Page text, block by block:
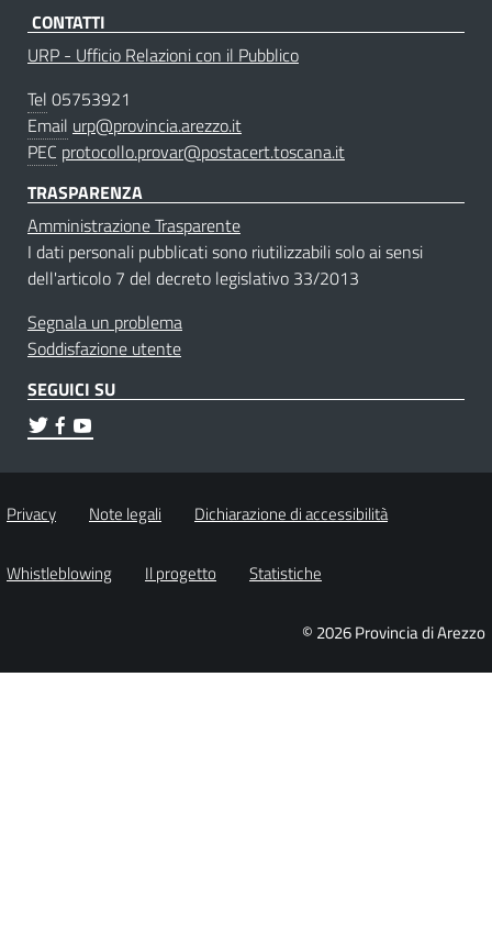
CONTATTI
URP - Ufficio Relazioni con il Pubblico
Tel 05753921
Email urp@provincia.arezzo.it
PEC protocollo.provar@postacert.toscana.it
TRASPARENZA
Amministrazione Trasparente
I dati personali pubblicati sono riutilizzabili solo ai sensi
dell'articolo 7 del decreto legislativo 33/2013
Segnala un problema
Soddisfazione utente
SEGUICI SU
Privacy Note legali Dichiarazione di accessibilità
Whistleblowing Il progetto Statistiche
© 2026 Provincia di Arezzo